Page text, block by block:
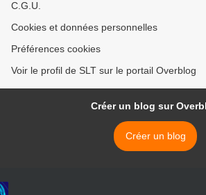
C.G.U.
Cookies et données personnelles
Préférences cookies
Voir le profil de SLT sur le portail Overblog
Créer un blog sur
Créer un blog